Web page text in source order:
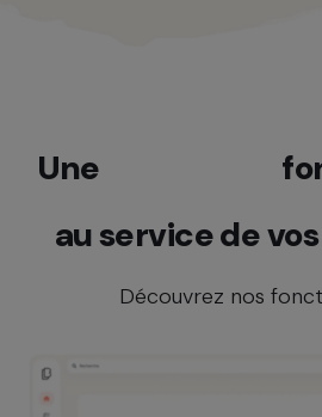
Une
au service de
Découvrez nos